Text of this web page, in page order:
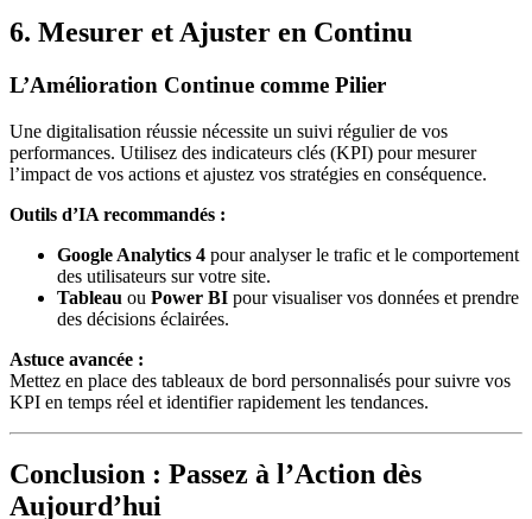
6. Mesurer et Ajuster en Continu
L’Amélioration Continue comme Pilier
Une digitalisation réussie nécessite un suivi régulier de vos
performances. Utilisez des indicateurs clés (KPI) pour mesurer
l’impact de vos actions et ajustez vos stratégies en conséquence.
Outils d’IA recommandés :
Google Analytics 4 pour analyser le trafic et le comportement
des utilisateurs sur votre site.
Tableau ou Power BI pour visualiser vos données et prendre
des décisions éclairées.
Astuce avancée :
Mettez en place des tableaux de bord personnalisés pour suivre vos
KPI en temps réel et identifier rapidement les tendances.
Conclusion : Passez à l’Action dès
Aujourd’hui